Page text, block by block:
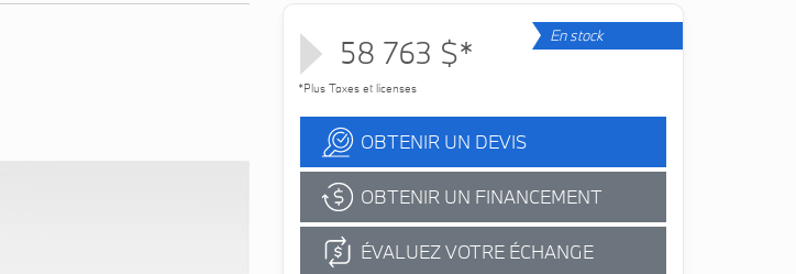
58 763 $* En stock
*Plus Taxes et licenses
OBTENIR UN DEVIS
OBTENIR UN FINANCEMENT
ÉVALUEZ VOTRE ÉCHANGE